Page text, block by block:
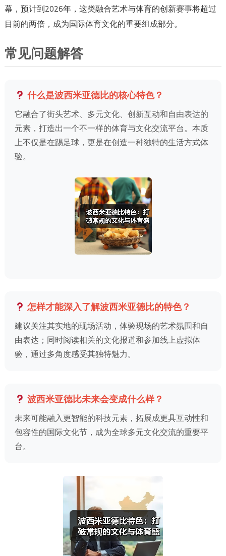
幕，预计到2026年，这类融合艺术与体育的创新赛事将超过
目前的两倍，成为国际体育文化的重要组成部分。
常见问题解答
什么是波西米亚德比的核心特色？
它融合了街头艺术、多元文化、创新互动和自由表达的
元素，打造出一个不一样的体育与文化交流平台。本质
上不仅是在踢足球，更是在创造一种独特的生活方式体
验。
怎样才能深入了解波西米亚德比的特色？
建议关注其实地的现场活动，体验现场的艺术氛围和自
由表达；同时阅读相关的文化报道和参加线上虚拟体
验，通过多角度感受其独特魅力。
波西米亚德比未来会变成什么样？
未来可能融入更智能的科技元素，拓展成更具互动性和
包容性的国际文化节，成为全球多元文化交流的重要平
台。